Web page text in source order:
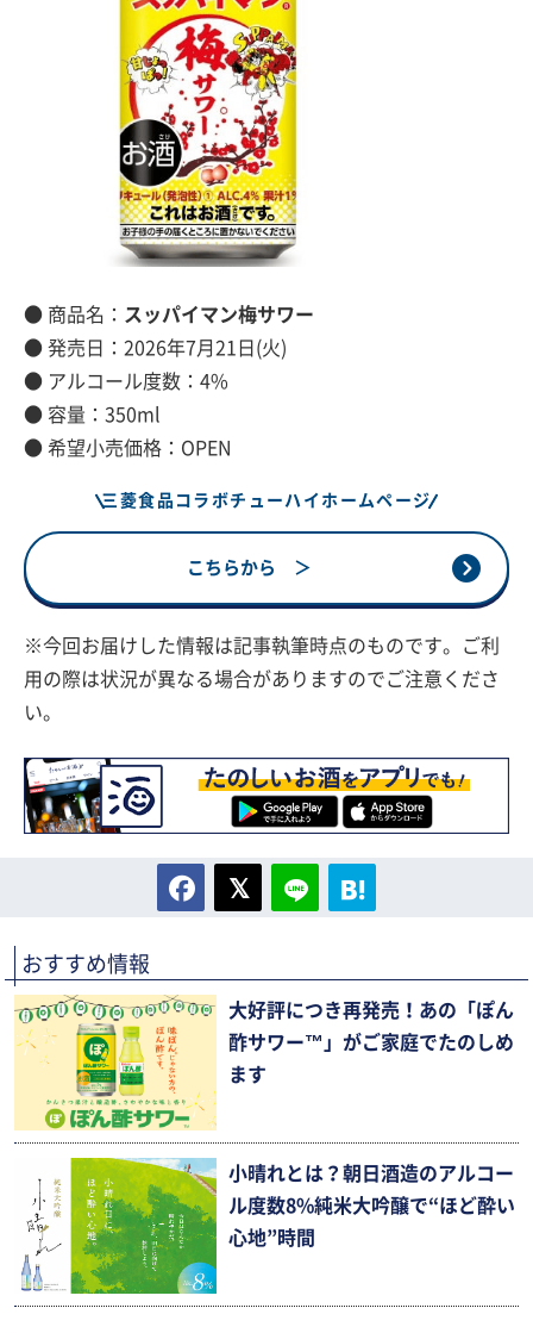
● 商品名： スッパイマン梅サワー
● 発売日：2026年7月21日(火)
● アルコール度数：4%
● 容量：350ml
● 希望小売価格：OPEN
三菱食品コラボチューハイホームページ
こちらから ＞
※今回お届けした情報は記事執筆時点のものです。ご利
用の際は状況が異なる場合がありますのでご注意くださ
い。
おすすめ情報
大好評につき再発売！あの「ぽん
酢サワー™」がご家庭でたのしめ
ます
小晴れとは？朝日酒造のアルコー
ル度数8%純米大吟醸で“ほど酔い
心地”時間